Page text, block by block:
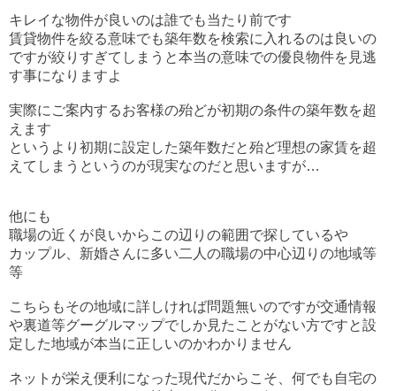
キレイな物件が良いのは誰でも当たり前です
賃貸物件を絞る意味でも築年数を検索に入れるのは良いの
ですが絞りすぎてしまうと本当の意味での優良物件を見逃
す事になりますよ
実際にご案内するお客様の殆どが初期の条件の築年数を超
えます
というより初期に設定した築年数だと殆ど理想の家賃を超
えてしまうというのが現実なのだと思いますが…
他にも
職場の近くが良いからこの辺りの範囲で探しているや
カップル、新婚さんに多い二人の職場の中心辺りの地域等
等
こちらもその地域に詳しければ問題無いのですが交通情報
や裏道等グーグルマップでしか見たことがない方ですと設
定した地域が本当に正しいのかわかりません
ネットが栄え便利になった現代だからこそ、何でも自宅の